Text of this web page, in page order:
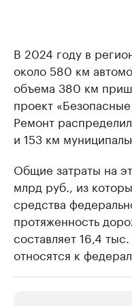
В 2024 году в
около 580 км
объема 380 км
проект
Ремонт
и 153 км
Общие затраты на
млрд руб., из
средства
протяженность
составляет 16,4
относятся к